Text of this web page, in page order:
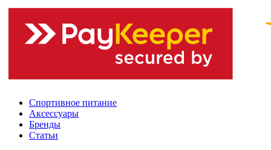
Спортивное питание
Аксессуары
Бренды
Статьи